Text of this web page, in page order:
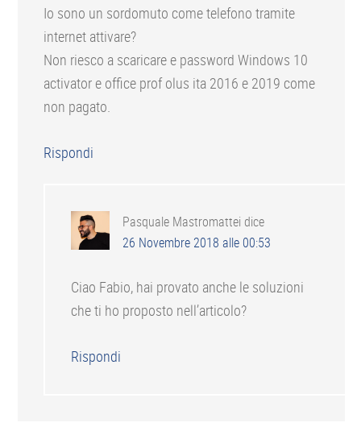
Io sono un sordomuto come telefono tramite
internet attivare?
Non riesco a scaricare e password Windows 10
activator e office prof olus ita 2016 e 2019 come
non pagato.
Rispondi
Pasquale Mastromattei dice
26 Novembre 2018 alle 00:53
Ciao Fabio, hai provato anche le soluzioni
che ti ho proposto nell’articolo?
Rispondi